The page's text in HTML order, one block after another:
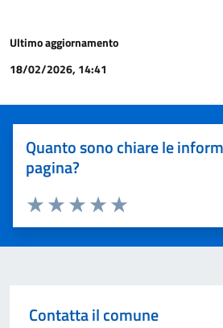
Ultimo aggiornamento
18/02/2026, 14:41
Quanto sono chiare le
pagina?
Valuta 5 stelle su 5
Valuta 4 stelle su 5
Valuta 3 stelle su 5
Valuta 2 stelle su 5
Valuta 1 stelle su 5
Contatta il comune